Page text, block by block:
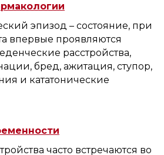
эпизод – состояние, при
впервые проявляются
расстройства,
бред, ажитация, ступор,
и кататонические
часто встречаются во